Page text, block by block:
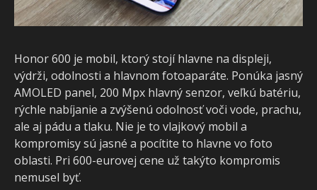
Honor 600 je mobil, ktorý stojí hlavne na displeji,
výdrži, odolnosti a hlavnom fotoaparáte. Ponúka jasný
AMOLED panel, 200 Mpx hlavný senzor, veľkú batériu,
rýchle nabíjanie a zvýšenú odolnosť voči vode, prachu,
ale aj pádu a tlaku. Nie je to vlajkový mobil a
kompromisy sú jasné a pocítite to hlavne vo foto
oblasti. Pri 600-eurovej cene už takýto kompromis
nemusel byť.